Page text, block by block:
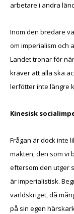
arbetare i andra
Inom den bredare
om imperialism och
Landet tronar för
kräver att alla ska
lerfötter inte längre
Kinesisk
Frågan är dock inte
makten, den som vi
eftersom den utger
är imperialistisk.
världskriget, då
på sin egen